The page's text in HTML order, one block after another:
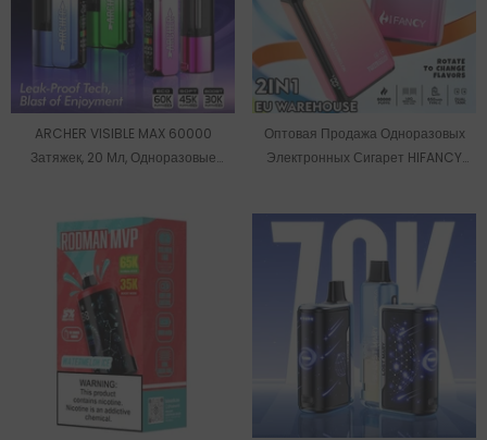
ARCHER VISIBLE MAX 60000
Затяжек, 20 Мл, Одноразовые
Оптовая Продажа Одноразовых
Электронных Сигарет HIFANCY